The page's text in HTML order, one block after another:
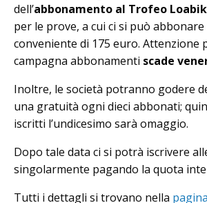
dell’abbonamento al Trofeo
per le prove, a cui ci si può
conveniente di 175 euro. Attenzione
campagna abbonamenti scade
Inoltre, le società potranno godere
una gratuità ogni dieci abbonati;
iscritti l’undicesimo sarà omaggio.
Dopo tale data ci si potrà iscrivere
singolarmente pagando la quota
Tutti i dettagli si trovano nella